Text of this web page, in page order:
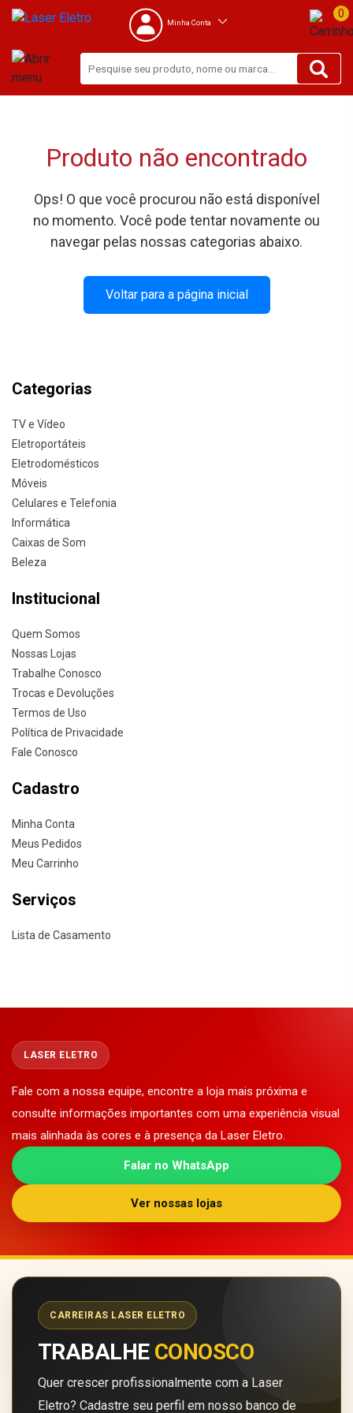
Minha Conta
0
Produto não encontrado
Ops! O que você procurou não está disponível
no momento. Você pode tentar novamente ou
navegar pelas nossas categorias abaixo.
Voltar para a página inicial
Categorias
TV e Vídeo
Eletroportáteis
Eletrodomésticos
Móveis
Celulares e Telefonia
Informática
Caixas de Som
Beleza
Institucional
Quem Somos
Nossas Lojas
Trabalhe Conosco
Trocas e Devoluções
Termos de Uso
Política de Privacidade
Fale Conosco
Cadastro
Minha Conta
Meus Pedidos
Meu Carrinho
Serviços
Lista de Casamento
LASER ELETRO
Fale com a nossa equipe, encontre a loja mais próxima e
consulte informações importantes com uma experiência visual
mais alinhada às cores e à presença da Laser Eletro.
Falar no WhatsApp
Ver nossas lojas
CARREIRAS LASER ELETRO
TRABALHE CONOSCO
Quer crescer profissionalmente com a Laser
Eletro? Cadastre seu perfil em nosso banco de